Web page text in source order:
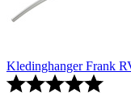
Kledinghanger Frank